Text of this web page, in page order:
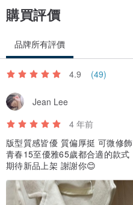
購買評價
品牌所有評價
4.9 (49)
Jean Lee
4 年前
版型質感皆優 質偏厚挺 可微修飾
青春15至優雅65歲都合適的款式
期待新品上架 謝謝你😊